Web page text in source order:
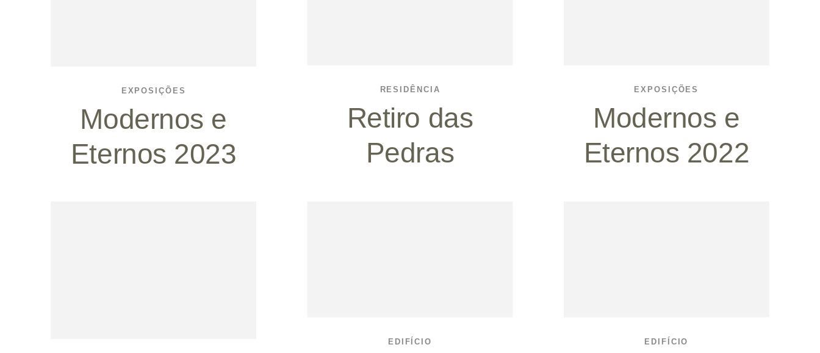
EXPOSIÇÕES
Modernos e
Eternos 2023
RESIDÊNCIA
Retiro das
Pedras
EXPOSIÇÕES
Modernos e
Eternos 2022
EDIFÍCIO EDIFÍCIO